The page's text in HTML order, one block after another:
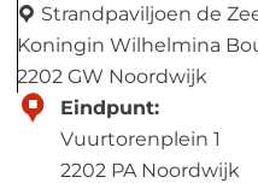
B
e
a
c
h
c
l
u
Strandpaviljoen de
Koningin Wilhelmina
2202 GW Noordwijk
S
Eindpunt:
Vuurtorenplein 1
2202 PA Noordwijk